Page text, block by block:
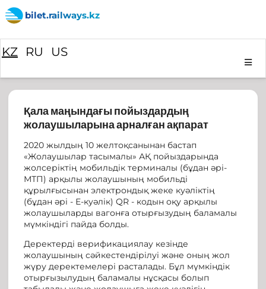
bilet.railways.kz
KZ RU US
Қала маңындағы пойыздардың
жолаушыларына арналған ақпарат
2020 жылдың 10 желтоқсанынан бастап
«Жолаушылар тасымалы» АҚ пойыздарында
жолсеріктің мобильдік терминалы (бұдан әрі-
МТП) арқылы жолаушының мобильді
құрылғысынан электрондық жеке куәліктің
(бұдан әрі - Е-куәлік) QR - кодын оқу арқылы
жолаушыларды вагонға отырғызудың баламалы
мүмкіндігі пайда болды.
Деректерді верификациялау кезінде
жолаушының сәйкестендірілуі және оның жол
жүру деректемелері расталады. Бұл мүмкіндік
отырғызылудың баламалы нұсқасы болып